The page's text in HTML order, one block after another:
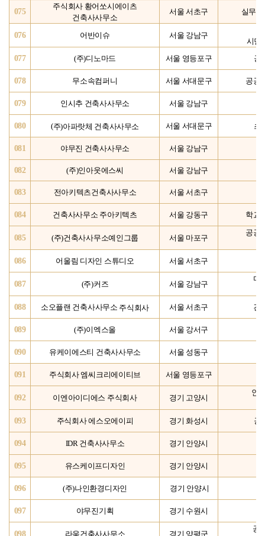
075
주식회사 황어쏘시에이츠
건축사사무소
서울 서초구 실무
076 어반이슈 서울 강남구
시민
077 (주)디노마드 서울 영등포구 공
078 무소속컴퍼니 서울 서대문구 공공
079 인시추 건축사사무소 서울 강남구
080 (주)아파랏체 건축사사무소 서울 서대문구 초
081 야무진 건축사사무소 서울 강남구
082 (주)인아웃에스씨 서울 강남구
083 전아키텍츠건축사사무소 서울 서초구
084 건축사사무소 주아키텍츠 서울 강동구 학교
085 (주)건축사사무소예인그룹 서울 마포구
공공
086 어울림 디자인 스튜디오 서울 서초구
087 (주)커즈 서울 강남구
미
088 소오플랜 건축사사무소 주식회사 서울 서초구 건
089 (주)이엑스올 서울 강서구
090 유케이에스티 건축사사무소 서울 성동구
091 주식회사 엠씨크리에이티브 서울 영등포구
092 이엔아이디에스 주식회사 경기 고양시
인
093 주식회사 에스오에이피 경기 화성시 공
094 IDR 건축사사무소 경기 안양시
095 유스케이프디자인 경기 안양시
096 (주)나인환경디자인 경기 안양시
097 야무진기획 경기 수원시
098 라움건축사사무소 경기 양평군
공